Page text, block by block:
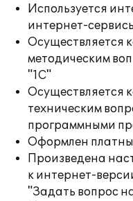
Используется
интернет-
Осуществляется
методическим
"1С"
Осуществляется
техническим
программными
Оформлен
Произведена
к интернет-
"Задать вопрос